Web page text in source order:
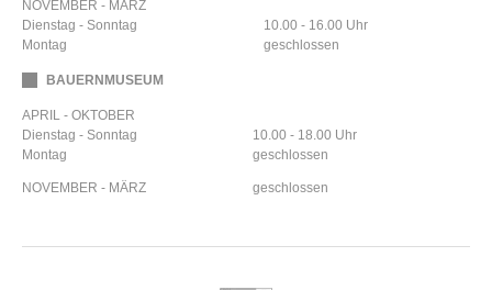
NOVEMBER - MÄRZ
Dienstag - Sonntag
Montag
10.00 - 16.00 Uhr
geschlossen
BAUERNMUSEUM
APRIL - OKTOBER
Dienstag - Sonntag
Montag
10.00 - 18.00 Uhr
geschlossen
NOVEMBER - MÄRZ geschlossen